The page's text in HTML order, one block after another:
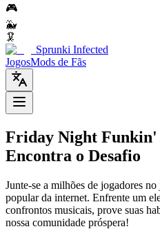
🎮
🐳
🦑
Sprunki Infected
JogosMods de Fãs
Friday Night Funkin'
Encontra o Desafio
Junte-se a milhões de jogadores
popular da internet. Enfrente um
confrontos musicais, prove suas
nossa comunidade próspera!